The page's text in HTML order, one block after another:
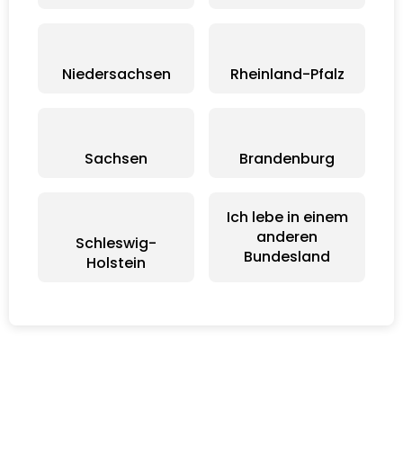
Niedersachsen Rheinland-Pfalz
Sachsen Brandenburg
Schleswig-
Holstein
Ich lebe in einem
anderen
Bundesland